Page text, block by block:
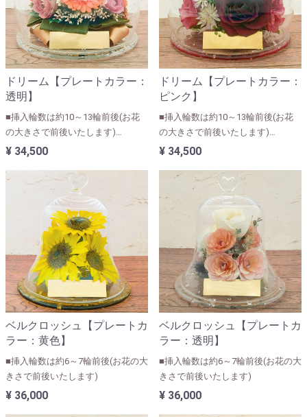
ドリーム【プレートカラー：
透明】
■挿入輪数は約10～13輪前後(お花
の大きさで前後いたします)
■ユリ・カサブランカなど大きなお
¥ 34,500
ドリーム【プレートカラー：
ピンク】
■挿入輪数は約10～13輪前後(お花
の大きさで前後いたします)
■ユリ・カサブランカなど大きなお
¥ 34,500
ベルクロッシュ【プレートカ
ラー：黄色】
■挿入輪数は約6～7輪前後(お花の大
きさで前後いたします)
¥ 36,000
ベルクロッシュ【プレートカ
ラー：透明】
■挿入輪数は約6～7輪前後(お花の大
きさで前後いたします)
¥ 36,000